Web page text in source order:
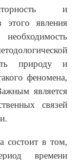
и
явления
природу и
феномена,
является
связей
состоит в том,
времени